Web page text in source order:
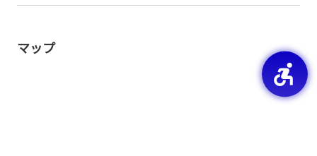
マップ